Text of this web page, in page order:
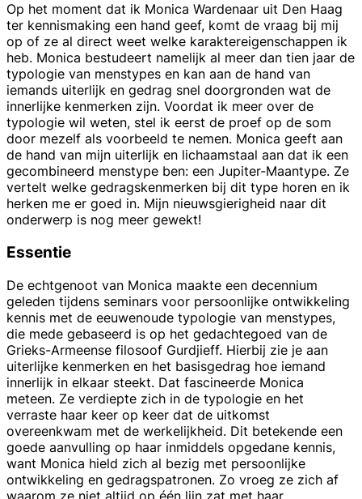
Op het moment dat ik Monica Wardenaar uit Den Haag
ter kennismaking een hand geef, komt de vraag bij mij
op of ze al direct weet welke karaktereigenschappen ik
heb. Monica bestudeert namelijk al meer dan tien jaar de
typologie van menstypes en kan aan de hand van
iemands uiterlijk en gedrag snel doorgronden wat de
innerlijke kenmerken zijn. Voordat ik meer over de
typologie wil weten, stel ik eerst de proef op de som
door mezelf als voorbeeld te nemen. Monica geeft aan
de hand van mijn uiterlijk en lichaamstaal aan dat ik een
gecombineerd menstype ben: een Jupiter-Maantype. Ze
vertelt welke gedragskenmerken bij dit type horen en ik
herken me er goed in. Mijn nieuwsgierigheid naar dit
onderwerp is nog meer gewekt!
Essentie
De echtgenoot van Monica maakte een decennium
geleden tijdens seminars voor persoonlijke ontwikkeling
kennis met de eeuwenoude typologie van menstypes,
die mede gebaseerd is op het gedachtegoed van de
Grieks-Armeense filosoof Gurdjieff. Hierbij zie je aan
uiterlijke kenmerken en het basisgedrag hoe iemand
innerlijk in elkaar steekt. Dat fascineerde Monica
meteen. Ze verdiepte zich in de typologie en het
verraste haar keer op keer dat de uitkomst
overeenkwam met de werkelijkheid. Dit betekende een
goede aanvulling op haar inmiddels opgedane kennis,
want Monica hield zich al bezig met persoonlijke
ontwikkeling en gedragspatronen. Zo vroeg ze zich af
waarom ze niet altijd op één lijn zat met haar